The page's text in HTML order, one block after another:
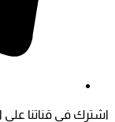
اشترك في قناتنا علي